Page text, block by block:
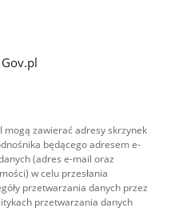
mogą zawierać adresy skrzynek
będącego adresem e-
(adres e-mail oraz
w celu przesłania
przetwarzania danych przez
przetwarzania danych